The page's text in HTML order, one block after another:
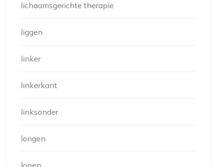
lichaamsgerichte therapie
liggen
linker
linkerkant
linksonder
longen
lopen